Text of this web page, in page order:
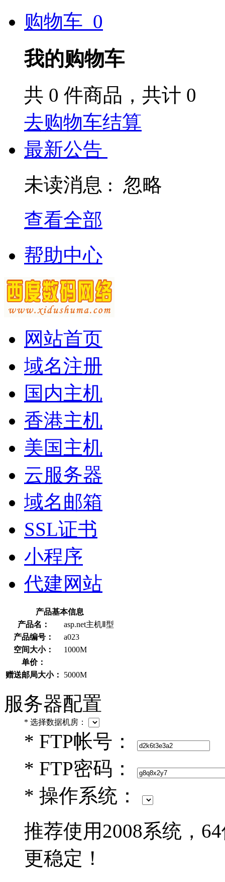
购物车 0
我的购物车
共 0 件商品，共计 0
去购物车结算
最新公告
未读消息 : 忽略
查看全部
帮助中心
网站首页
域名注册
国内主机
香港主机
美国主机
云服务器
域名邮箱
SSL证书
小程序
代建网站
产品基本信息
产品名：
asp.net主机Ⅱ型
产品编号：
a023
空间大小：
1000M
单价：
赠送邮局大小：
5000M
服务器配置
* 选择数据机房：
* FTP帐号：
* FTP密码：
* 操作系统：
推荐使用2008系统，
更稳定！